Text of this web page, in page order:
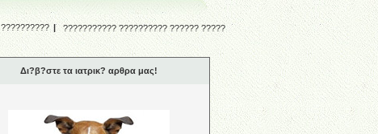
?????????? | ??????????? ?????????? ?????? ?????
Δι?β?στε τα ιατρικ? αρθρα μας!